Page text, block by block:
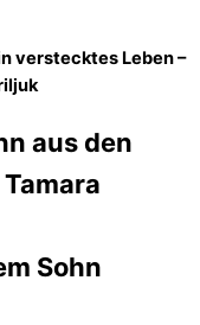
verstecktes Leben –
aus den
Sohn